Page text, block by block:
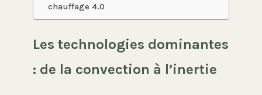
chauffage 4.0
Les technologies dominantes
: de la convection à l’inertie